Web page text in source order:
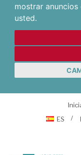
mostrar anuncios
usted.
ES